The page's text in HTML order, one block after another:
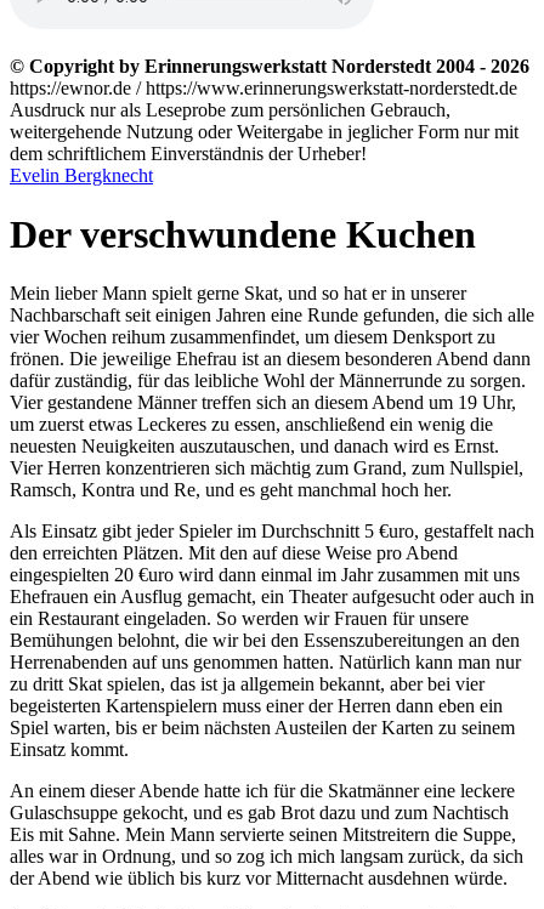
© Copyright by Erinnerungswerkstatt Norderstedt 2004 - 2026
https://ewnor.de / https://www.erinnerungswerkstatt-norderstedt.de
Ausdruck nur als Leseprobe zum persönlichen Gebrauch,
weitergehende Nutzung oder Weitergabe in jeglicher Form nur mit
dem schriftlichem Einverständnis der Urheber!
Evelin Bergknecht
Der verschwundene Kuchen
Mein lieber Mann spielt gerne Skat, und so hat er in unserer
Nachbarschaft seit einigen Jahren eine Runde gefunden, die sich alle
vier Wochen reihum zusammenfindet, um diesem Denksport zu
frönen. Die jeweilige Ehefrau ist an diesem besonderen Abend dann
dafür zuständig, für das leibliche Wohl der Männerrunde zu sorgen.
Vier gestandene Männer treffen sich an diesem Abend um 19 Uhr,
um zuerst etwas Leckeres zu essen, anschließend ein wenig die
neuesten Neuigkeiten auszutauschen, und danach wird es Ernst.
Vier Herren konzentrieren sich mächtig zum Grand, zum Nullspiel,
Ramsch, Kontra und Re, und es geht manchmal hoch her.
Als Einsatz gibt jeder Spieler im Durchschnitt 5 €uro, gestaffelt nach
den erreichten Plätzen. Mit den auf diese Weise pro Abend
eingespielten 20 €uro wird dann einmal im Jahr zusammen mit uns
Ehefrauen ein Ausflug gemacht, ein Theater aufgesucht oder auch in
ein Restaurant eingeladen. So werden wir Frauen für unsere
Bemühungen belohnt, die wir bei den Essenszubereitungen an den
Herrenabenden auf uns genommen hatten. Natürlich kann man nur
zu dritt Skat spielen, das ist ja allgemein bekannt, aber bei vier
begeisterten Kartenspielern muss einer der Herren dann eben ein
Spiel warten, bis er beim nächsten Austeilen der Karten zu seinem
Einsatz kommt.
An einem dieser Abende hatte ich für die Skatmänner eine leckere
Gulaschsuppe gekocht, und es gab Brot dazu und zum Nachtisch
Eis mit Sahne. Mein Mann servierte seinen Mitstreitern die Suppe,
alles war in Ordnung, und so zog ich mich langsam zurück, da sich
der Abend wie üblich bis kurz vor Mitternacht ausdehnen würde.